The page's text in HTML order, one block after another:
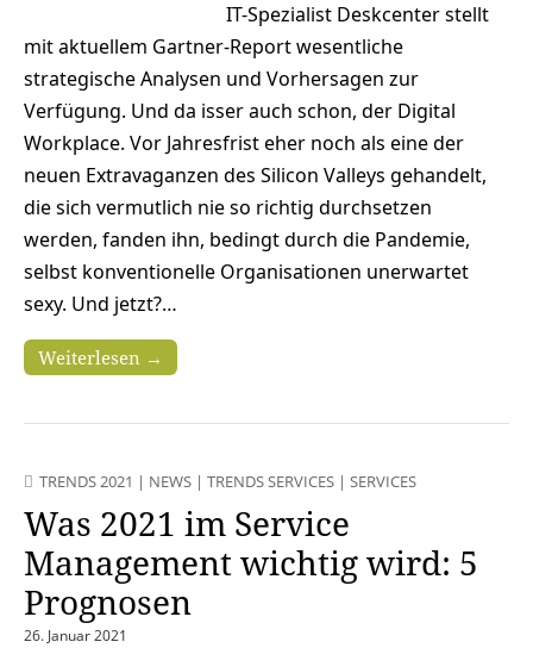
IT-Spezialist Deskcenter stellt
mit aktuellem Gartner-Report wesentliche
strategische Analysen und Vorhersagen zur
Verfügung. Und da isser auch schon, der Digital
Workplace. Vor Jahresfrist eher noch als eine der
neuen Extravaganzen des Silicon Valleys gehandelt,
die sich vermutlich nie so richtig durchsetzen
werden, fanden ihn, bedingt durch die Pandemie,
selbst konventionelle Organisationen unerwartet
sexy. Und jetzt?…
Weiterlesen →
TRENDS 2021 | NEWS | TRENDS SERVICES | SERVICES
Was 2021 im Service
Management wichtig wird: 5
Prognosen
26. Januar 2021